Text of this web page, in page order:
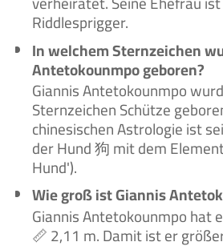
Riddlesprigger.
In welchem Sternzeichen
Antetokounmpo geboren?
Giannis Antetokounmpo
Sternzeichen Schütze
chinesischen Astrologie ist
der Hund 狗 mit dem
Hund').
Wie groß ist Giannis
Giannis Antetokounmpo hat
📏 2,11 m. Damit ist er